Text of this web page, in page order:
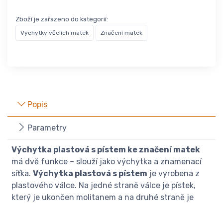
Zboží je zařazeno do kategorií:
Výchytky včelích matek Značení matek
Popis
Parametry
Výchytka plastová s pístem ke značení matek
má dvě funkce – slouží jako výchytka a znamenací
síťka. Výchytka plastová s pístem je vyrobena z
plastového válce. Na jedné straně válce je pístek,
který je ukončen molitanem a na druhé straně je